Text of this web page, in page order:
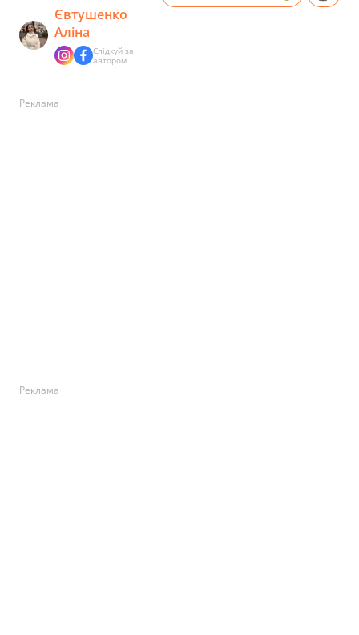
Євтушенко
Аліна
Слідкуй за
автором
Реклама
Реклама